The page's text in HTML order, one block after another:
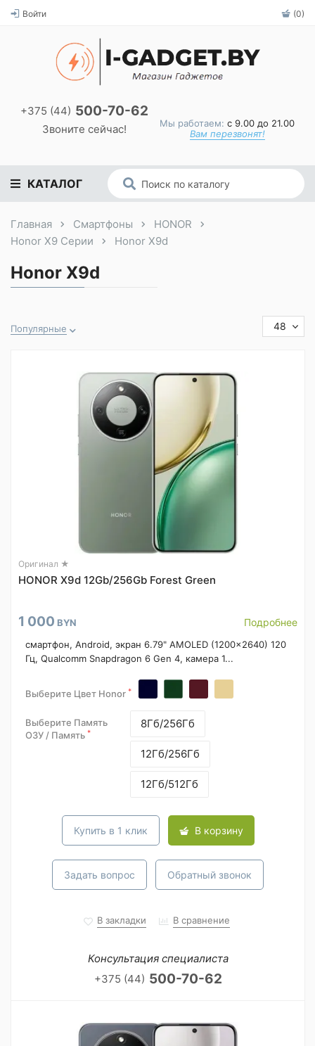
Войти (0)
+375 (44) 500-70-62
Звоните сейчас! Мы работаем: с 9.00 до 21.00
Вам перезвонят!
КАТАЛОГ
Главная Смартфоны
HONOR
Honor X9 Серии
Honor X9d
Honor X9d
Популярные 48
Оригинал ★
HONOR X9d 12Gb/256Gb Forest Green
1 000 BYN Подробнее
смартфон, Android, экран 6.79" AMOLED (1200x2640) 120
Гц, Qualcomm Snapdragon 6 Gen 4, камера 1...
Выберите Цвет Honor *
Выберите Память
ОЗУ / Память *
8Гб/256Гб
12Гб/256Гб
12Гб/512Гб
Купить в 1 клик В корзину
Задать вопрос Обратный звонок
В закладки В сравнение
Консультация специалиста
+375 (44) 500-70-62